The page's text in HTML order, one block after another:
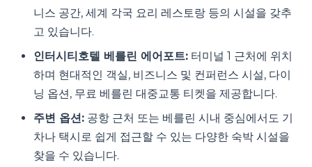
니스 공간, 세계 각국 요리 레스토랑 등의 시설을 갖추
고 있습니다.
인터시티호텔 베를린 에어포트: 터미널 1 근처에 위치
하며 현대적인 객실, 비즈니스 및 컨퍼런스 시설, 다이
닝 옵션, 무료 베를린 대중교통 티켓을 제공합니다.
주변 옵션: 공항 근처 또는 베를린 시내 중심에서도 기
차나 택시로 쉽게 접근할 수 있는 다양한 숙박 시설을
찾을 수 있습니다.